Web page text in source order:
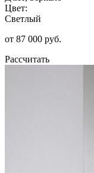
Цвет:
Светлый
от 87 000 руб.
Рассчитать